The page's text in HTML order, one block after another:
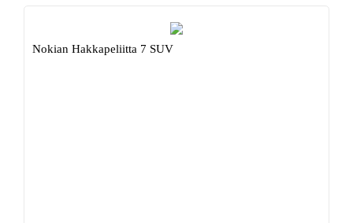
Nokian Hakkapeliitta 7 SUV